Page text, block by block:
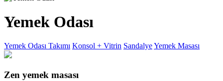
Yemek Odası
Yemek Odası Takımı Konsol + Vitrin SandalyeYemek Masası
Zen yemek masası